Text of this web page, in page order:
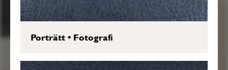
Porträtt• Fotografi